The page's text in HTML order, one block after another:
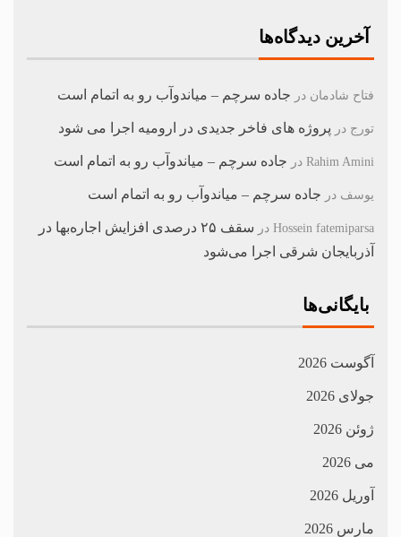
آخرین دیدگاه‌ها
فتاح شادمان در جاده سرچم – میاندوآب رو به اتمام است
تورج در پروژه های فاخر جدیدی در ارومیه اجرا می شود
Rahim Amini در جاده سرچم – میاندوآب رو به اتمام است
یوسف در جاده سرچم – میاندوآب رو به اتمام است
Hossein fatemiparsa در
سقف ۲۵ درصدی افزایش اجاره‌بها در
آذربایجان شرقی اجرا می‌شود
بایگانی‌ها
آگوست 2026
جولای 2026
ژوئن 2026
می 2026
آوریل 2026
مارس 2026